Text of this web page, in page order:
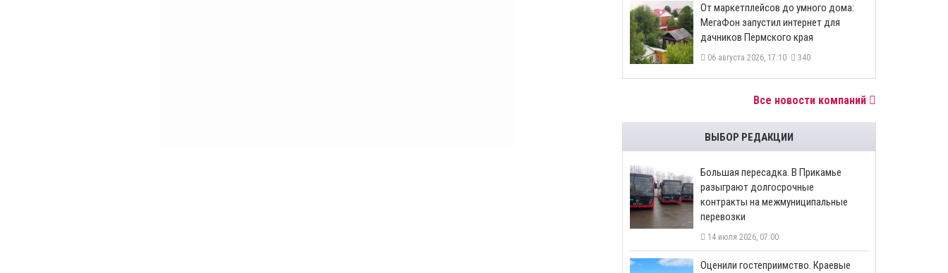
От маркетплейсов до умного дома:
МегаФон запустил интернет для
дачников Пермского края
06 августа 2026, 17:10 340
Все новости компаний
ВЫБОР РЕДАКЦИИ
Большая пересадка. В Прикамье
разыграют долгосрочные
контракты на межмуниципальные
перевозки
14 июля 2026, 07:00
Оценили гостеприимство. Краевые